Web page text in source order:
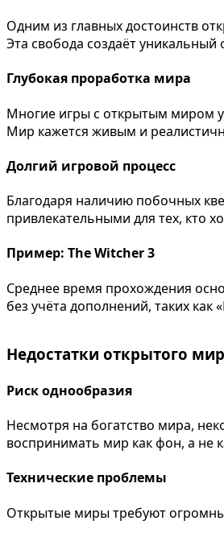
Одним из главных достоинств
Эта свобода создаёт
Глубокая проработка мира
Многие игры с открытым миром
Мир кажется живым и
Долгий игровой процесс
Благодаря наличию побочных
привлекательными для тех, кто
Пример: The Witcher 3
Среднее время прохождения
без учёта дополнений, таких
Недостатки открытого
Риск однообразия
Несмотря на богатство мира,
воспринимать мир как фон, а не
Технические проблемы
Открытые миры требуют